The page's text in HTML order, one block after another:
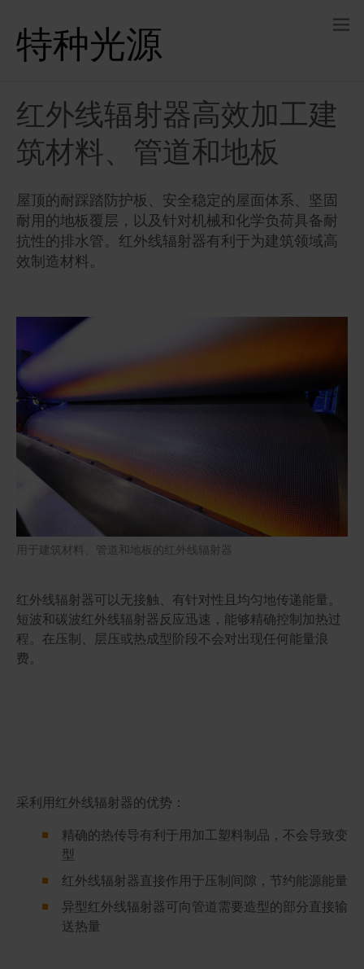
特种光源
红外线辐射器高效加工建
筑材料、管道和地板
屋顶的耐踩踏防护板、安全稳定的屋面体系、坚固
耐用的地板覆层，以及针对机械和化学负荷具备耐
抗性的排水管。红外线辐射器有利于为建筑领域高
效制造材料。
用于建筑材料、管道和地板的红外线辐射器
红外线辐射器可以无接触、有针对性且均匀地传递能量。
短波和碳波红外线辐射器反应迅速，能够精确控制加热过
程。在压制、层压或热成型阶段不会对出现任何能量浪
费。
采利用红外线辐射器的优势：
精确的热传导有利于用加工塑料制品，不会导致变
型
红外线辐射器直接作用于压制间隙，节约能源能量
异型红外线辐射器可向管道需要造型的部分直接输
送热量